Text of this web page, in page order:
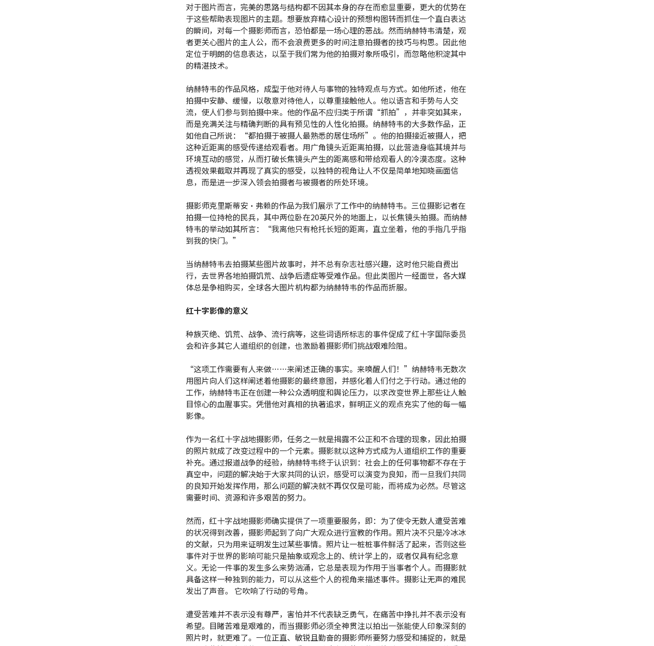
对于图片而言，完美的思路与结构都不因其本身的存在而愈显重要，更大的优势在
于这些帮助表现图片的主题。想要放弃精心设计的预想构图转而抓住一个直白表达
的瞬间，对每一个摄影师而言，恐怕都是一场心理的恶战。然而纳赫特韦清楚，观
者更关心图片的主人公，而不会浪费更多的时间注意拍摄者的技巧与构思。因此他
定位于明朗的信息表达，以至于我们常为他的拍摄对象所吸引，而忽略他积淀其中
的精湛技术。
纳赫特韦的作品风格，成型于他对待人与事物的独特观点与方式。如他所述，他在
拍摄中安静、缓慢，以敬意对待他人，以尊重接触他人。他以语言和手势与人交
流，使人们参与到拍摄中来。他的作品不应归类于所谓“抓拍”，并非突如其来，
而是充满关注与精确判断的具有预见性的人性化拍摄。纳赫特韦的大多数作品，正
如他自己所说：“都拍摄于被摄人最熟悉的居住场所”。他的拍摄接近被摄人，把
这种近距离的感受传递给观看者。用广角镜头近距离拍摄，以此营造身临其境并与
环境互动的感觉，从而打破长焦镜头产生的距离感和带给观看人的冷漠态度。这种
透视效果截取并再现了真实的感受，以独特的视角让人不仅是简单地知晓画面信
息，而是进一步深入领会拍摄者与被摄者的所处环境。
摄影师克里斯蒂安•弗赖的作品为我们展示了工作中的纳赫特韦。三位摄影记者在
拍摄一位持枪的民兵，其中两位卧在20英尺外的地面上，以长焦镜头拍摄。而纳赫
特韦的举动如其所言：“我离他只有枪托长短的距离，直立坐着，他的手指几乎指
到我的快门。”
当纳赫特韦去拍摄某些图片故事时，并不总有杂志社感兴趣，这时他只能自费出
行，去世界各地拍摄饥荒、战争后遗症等受难作品。但此类图片一经面世，各大媒
体总是争相购买，全球各大图片机构都为纳赫特韦的作品而折服。
红十字影像的意义
种族灭绝、饥荒、战争、流行病等，这些词语所标志的事件促成了红十字国际委员
会和许多其它人道组织的创建，也激励着摄影师们挑战艰难险阻。
“这项工作需要有人来做……来阐述正确的事实。来唤醒人们！”纳赫特韦无数次
用图片向人们这样阐述着他摄影的最终意图，并感化着人们付之于行动。通过他的
工作，纳赫特韦正在创建一种公众透明度和舆论压力，以求改变世界上那些让人触
目惊心的血腥事实。凭借他对真相的执著追求，鲜明正义的观点充实了他的每一幅
影像。
作为一名红十字战地摄影师，任务之一就是揭露不公正和不合理的现象，因此拍摄
的照片就成了改变过程中的一个元素。摄影就以这种方式成为人道组织工作的重要
补充。通过报道战争的经验，纳赫特韦终于认识到：社会上的任何事物都不存在于
真空中，问题的解决始于大家共同的认识，感受可以演变为良知，而一旦我们共同
的良知开始发挥作用，那么问题的解决就不再仅仅是可能，而将成为必然。尽管这
需要时间、资源和许多艰苦的努力。
然而，红十字战地摄影师确实提供了一项重要服务，即：为了使令无数人遭受苦难
的状况得到改善，摄影师起到了向广大观众进行宣教的作用。照片决不只是冷冰冰
的文献，只为用来证明发生过某些事情。照片让一桩桩事件鲜活了起来，否则这些
事件对于世界的影响可能只是抽象或观念上的、统计学上的，或者仅具有纪念意
义。无论一件事的发生多么来势汹涌，它总是表现为作用于当事者个人。而摄影就
具备这样一种独到的能力，可以从这些个人的视角来描述事件。摄影让无声的难民
发出了声音。 它吹响了行动的号角。
遭受苦难并不表示没有尊严，害怕并不代表缺乏勇气，在痛苦中挣扎并不表示没有
希望。目睹苦难是艰难的，而当摄影师必须全神贯注以拍出一张能使人印象深刻的
照片时，就更难了。一位正直、敏锐且勤奋的摄影师所要努力感受和捕捉的，就是